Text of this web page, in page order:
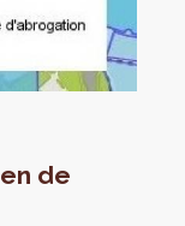
de